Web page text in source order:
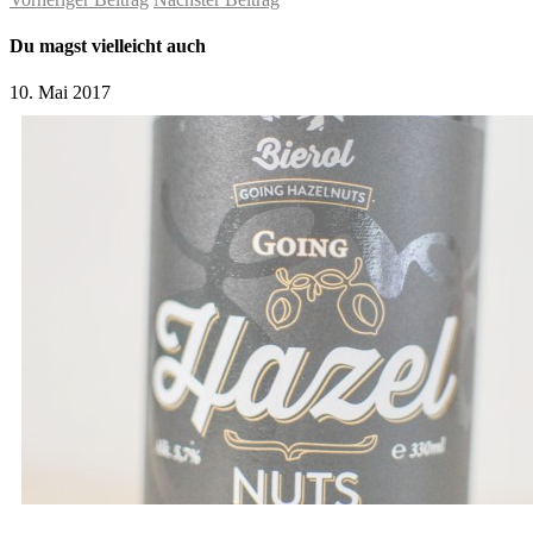
Du magst vielleicht auch
10. Mai 2017